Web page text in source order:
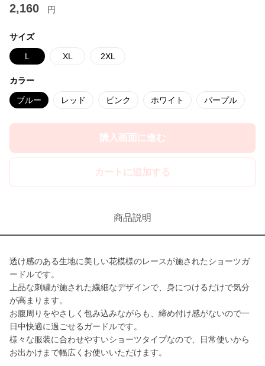
2,160 円
サイズ
L XL 2XL
カラー
ブルー レッド ピンク ホワイト パープル
購入画面に進む
カートに追加する
商品説明
透け感のある生地に美しい花模様のレースが施されたショーツガ
ードルです。
上品な刺繍が施された繊細なデザインで、身につけるだけで気分
が高まります。
お腹周りをやさしく包み込みながらも、締め付け感がないので一
日中快適に過ごせるガードルです。
様々な服装に合わせやすいショーツタイプなので、日常使いから
お出かけまで幅広くお使いいただけます。